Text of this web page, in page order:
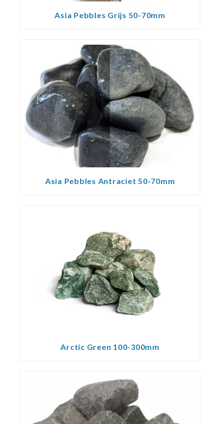
Asia Pebbles Grijs 50-70mm
Asia Pebbles Antraciet 50-70mm
Arctic Green 100-300mm